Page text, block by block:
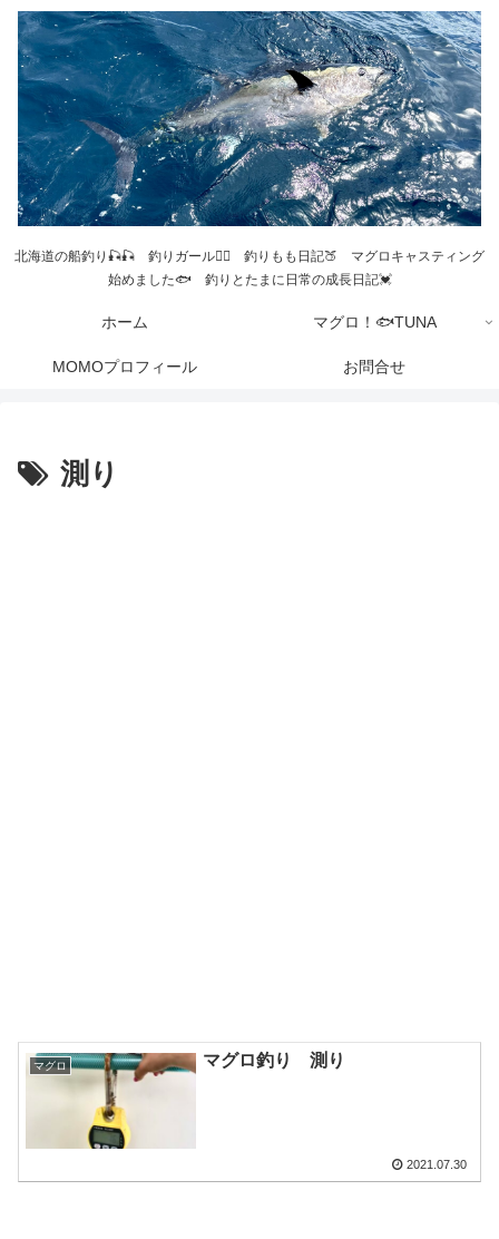
北海道の船釣り🎣🎣 釣りガール💁‍♀️ 釣りもも日記🍑 マグロキャスティング
始めました🐟 釣りとたまに日常の成長日記💓
ホーム マグロ！🐟TUNA
MOMOプロフィール お問合せ
測り
マグロ マグロ釣り 測り
2021.07.30